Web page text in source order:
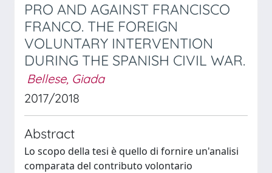
PRO AND AGAINST FRANCISCO
FRANCO. THE FOREIGN
VOLUNTARY INTERVENTION
DURING THE SPANISH CIVIL WAR.
Bellese, Giada
2017/2018
Abstract
Lo scopo della tesi è quello di fornire un'analisi
comparata del contributo volontario